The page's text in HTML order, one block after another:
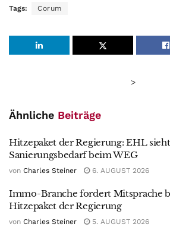
Tags: Corum
>
Ähnliche Beiträge
Hitzepaket der Regierung: EHL sieht
Sanierungsbedarf beim WEG
von Charles Steiner 6. AUGUST 2026
Immo-Branche fordert Mitsprache
Hitzepaket der Regierung
von Charles Steiner 5. AUGUST 2026